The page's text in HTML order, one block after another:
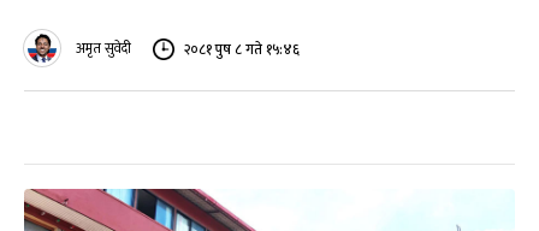
अमृत सुवेदी २०८१ पुष ८ गते १५:४६